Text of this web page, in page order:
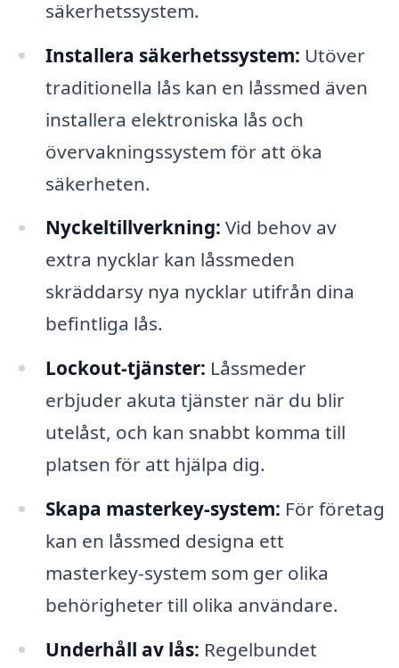
säkerhetssystem.
Installera säkerhetssystem: Utöver
traditionella lås kan en låssmed även
installera elektroniska lås och
övervakningssystem för att öka
säkerheten.
Nyckeltillverkning: Vid behov av
extra nycklar kan låssmeden
skräddarsy nya nycklar utifrån dina
befintliga lås.
Lockout-tjänster: Låssmeder
erbjuder akuta tjänster när du blir
utelåst, och kan snabbt komma till
platsen för att hjälpa dig.
Skapa masterkey-system: För företag
kan en låssmed designa ett
masterkey-system som ger olika
behörigheter till olika användare.
Underhåll av lås: Regelbundet